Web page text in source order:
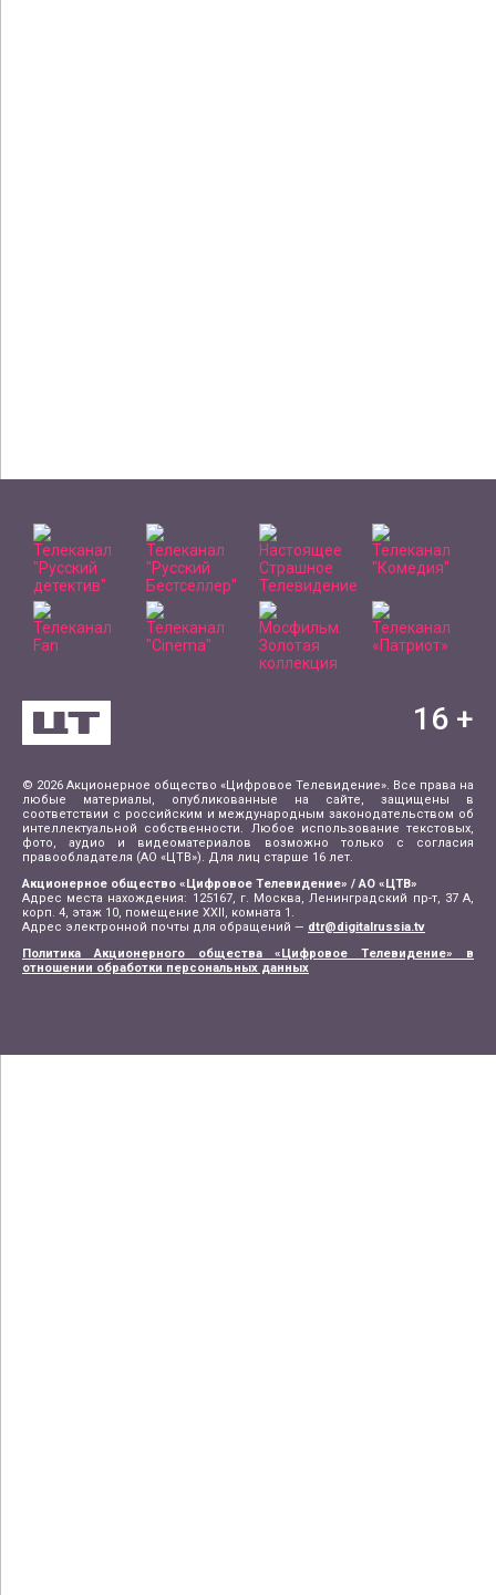
© 2026 Акционерное общество «Цифровое Телевидение». Все права на
любые материалы, опубликованные на сайте, защищены в
соответствии с российским и международным законодательством об
интеллектуальной собственности. Любое использование текстовых,
фото, аудио и видеоматериалов возможно только с согласия
правообладателя (АО «ЦТВ»). Для лиц старше 16 лет.
Акционерное общество «Цифровое Телевидение» / АО «ЦТВ»
Адрес места нахождения: 125167, г. Москва, Ленинградский пр-т, 37 А,
корп. 4, этаж 10, помещение XXII, комната 1.
Адрес электронной почты для обращений — dtr@digitalrussia.tv
Политика Акционерного общества «Цифровое Телевидение» в
отношении обработки персональных данных
16 +